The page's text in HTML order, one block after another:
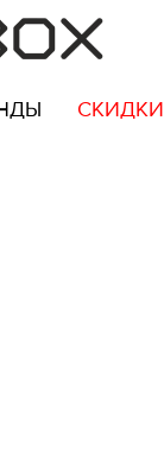
СКИДКИ